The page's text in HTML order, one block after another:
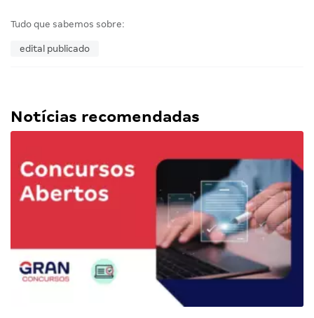
Tudo que sabemos sobre:
edital publicado
Notícias recomendadas